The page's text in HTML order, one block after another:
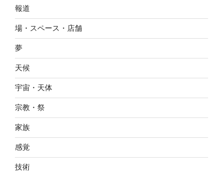
報道
場・スペース・店舗
夢
天候
宇宙・天体
宗教・祭
家族
感覚
技術